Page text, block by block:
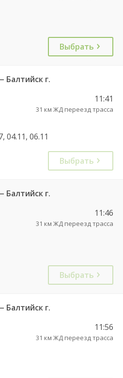
Выбрать
Балтийск г.
11:41
31 км ЖД переезд трасса
04.11, 06.11
Выбрать
Балтийск г.
11:46
31 км ЖД переезд трасса
Выбрать
Балтийск г.
11:56
31 км ЖД переезд трасса